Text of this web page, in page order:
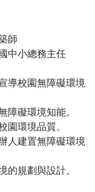
師
中小總務主任
導校園無障礙環境
障礙環境知能。
園環境品質。
人建置無障礙環境
的規劃與設計。